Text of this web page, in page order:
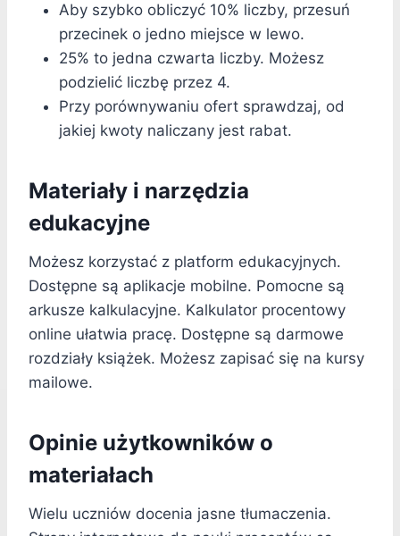
Aby szybko obliczyć 10% liczby, przesuń
przecinek o jedno miejsce w lewo.
25% to jedna czwarta liczby. Możesz
podzielić liczbę przez 4.
Przy porównywaniu ofert sprawdzaj, od
jakiej kwoty naliczany jest rabat.
Materiały i narzędzia
edukacyjne
Możesz korzystać z platform edukacyjnych.
Dostępne są aplikacje mobilne. Pomocne są
arkusze kalkulacyjne. Kalkulator procentowy
online ułatwia pracę. Dostępne są darmowe
rozdziały książek. Możesz zapisać się na kursy
mailowe.
Opinie użytkowników o
materiałach
Wielu uczniów docenia jasne tłumaczenia.